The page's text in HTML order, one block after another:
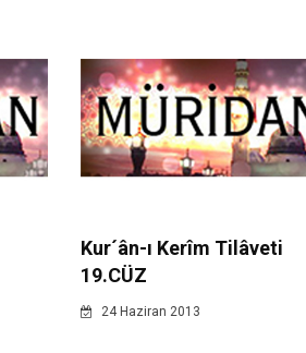
Kur´ân-ı Kerîm Tilâveti
19.CÜZ
24 Haziran 2013